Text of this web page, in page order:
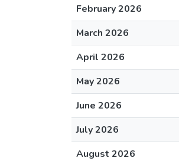
February 2026
March 2026
April 2026
May 2026
June 2026
July 2026
August 2026